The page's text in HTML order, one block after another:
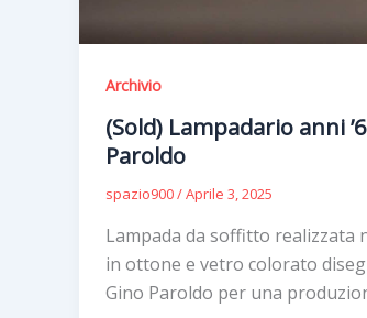
Archivio
(Sold) Lampadario anni
Paroldo
spazio900/Aprile 3, 2025
Lampada da soffitto realizzata
in ottone e vetro colorato
Gino Paroldo per una